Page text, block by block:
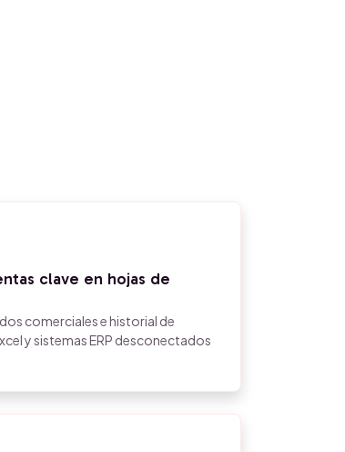
clave en hojas de
comerciales e historial de
y sistemas ERP desconectados